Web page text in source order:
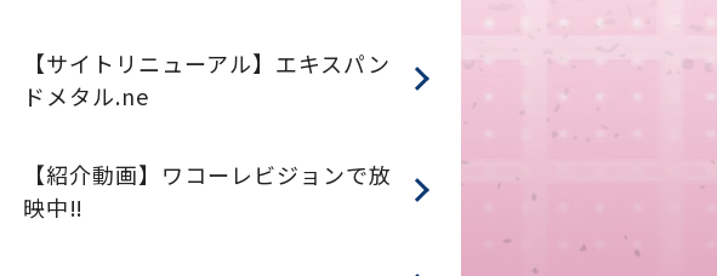
【サイトリニューアル】エキスパン
ドメタル.ne
【紹介動画】ワコーレビジョンで放
映中‼